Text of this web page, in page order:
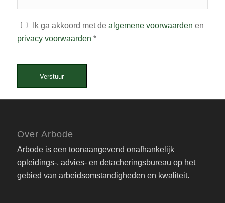
Ik ga akkoord met de algemene voorwaarden en
privacy voorwaarden *
Verstuur
Over Arbode
Arbode is een toonaangevend onafhankelijk
opleidings-, advies- en detacheringsbureau op het
gebied van arbeidsomstandigheden en kwaliteit.